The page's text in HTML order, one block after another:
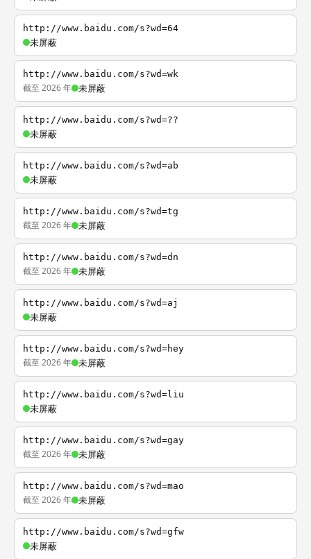
http://www.baidu.com/s?wd=64
未屏蔽
http://www.baidu.com/s?wd=wk
截至 2026 年 未屏蔽
http://www.baidu.com/s?wd=??
未屏蔽
http://www.baidu.com/s?wd=ab
未屏蔽
http://www.baidu.com/s?wd=tg
截至 2026 年 未屏蔽
http://www.baidu.com/s?wd=dn
截至 2026 年 未屏蔽
http://www.baidu.com/s?wd=aj
未屏蔽
http://www.baidu.com/s?wd=hey
截至 2026 年 未屏蔽
http://www.baidu.com/s?wd=liu
未屏蔽
http://www.baidu.com/s?wd=gay
截至 2026 年 未屏蔽
http://www.baidu.com/s?wd=mao
截至 2026 年 未屏蔽
http://www.baidu.com/s?wd=gfw
未屏蔽